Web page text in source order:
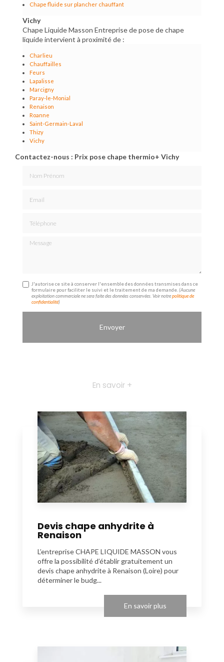
Chape fluide sur plancher chauffant
Vichy
Chape Liquide Masson Entreprise de pose de chape
liquide intervient à proximité de :
Charlieu
Chauffailles
Feurs
Lapalisse
Marcigny
Paray-le-Monial
Renaison
Roanne
Saint-Germain-Laval
Thizy
Vichy
Contactez-nous : Prix pose chape thermio+ Vichy
Message
J'autorise ce site à conserver l'ensemble des données transmises dans ce
formulaire pour faciliter le suivi et le traitement de ma demande.(Aucune
exploitation commerciale ne sera faite des données conservées. Voir notrepolitique de
confidentialité)
En savoir +
Devis chape anhydrite à
Renaison
L’entreprise CHAPE LIQUIDE MASSON vous
offre la possibilité d’établir gratuitement un
devis chape anhydrite à Renaison (Loire) pour
déterminer le budg...
En savoir plus